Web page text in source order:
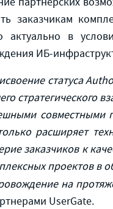
заказчикам
актуально в
ИБ-
статуса
стратегического
совместными
расширяет
заказчиков к
проектов в
на
UserGate.